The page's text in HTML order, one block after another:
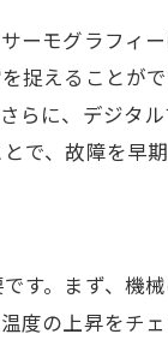
ーモグラフィ
えることが
に、デジタ
、故障を早
。まず、機
度の上昇をチ